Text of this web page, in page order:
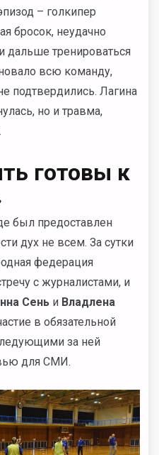
– голкипер
бросок, неудачно
дальше тренироваться
всю команду,
подтвердились. Лагина
но и травма,
готовы к
был предоставлен
дух не всем. За сутки
федерация
с журналистами, и
Сень и Владлена
в обязательной
за ней
для СМИ.